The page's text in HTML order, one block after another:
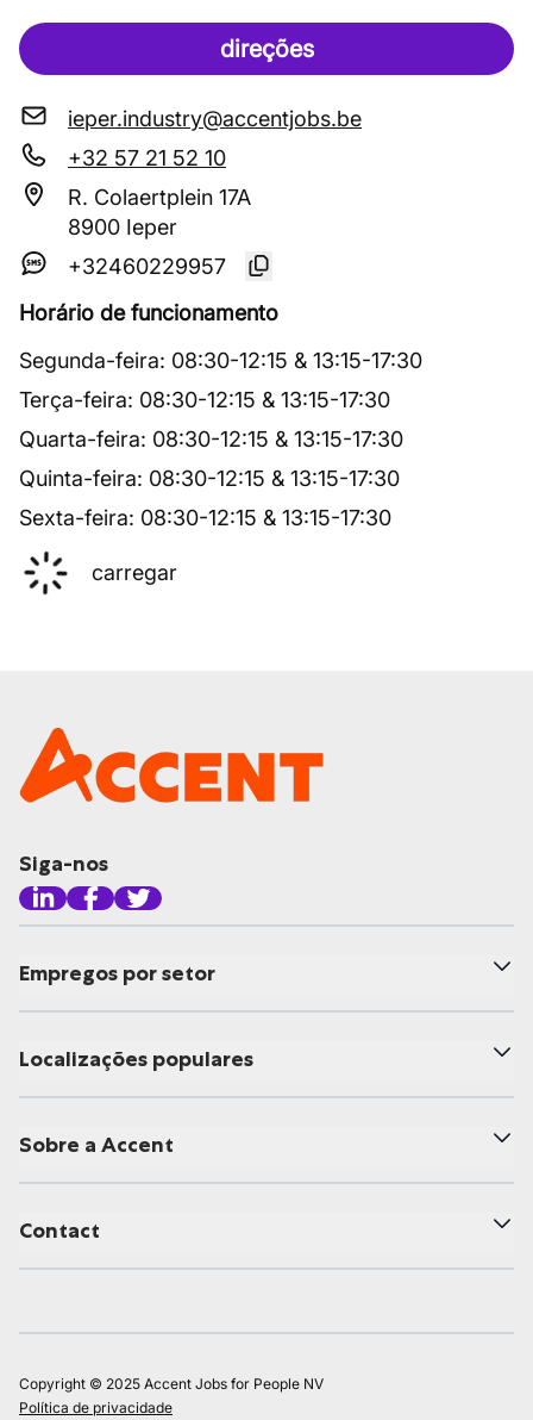
direções
ieper.industry@accentjobs.be
+32 57 21 52 10
R. Colaertplein 17A
8900 Ieper
+32460229957
Horário de funcionamento
Segunda-feira: 08:30-12:15 & 13:15-17:30
Terça-feira: 08:30-12:15 & 13:15-17:30
Quarta-feira: 08:30-12:15 & 13:15-17:30
Quinta-feira: 08:30-12:15 & 13:15-17:30
Sexta-feira: 08:30-12:15 & 13:15-17:30
carregar
Siga-nos
Empregos por setor
Localizações populares
Sobre a Accent
Contact
Copyright © 2025 Accent Jobs for People NV
Política de privacidade